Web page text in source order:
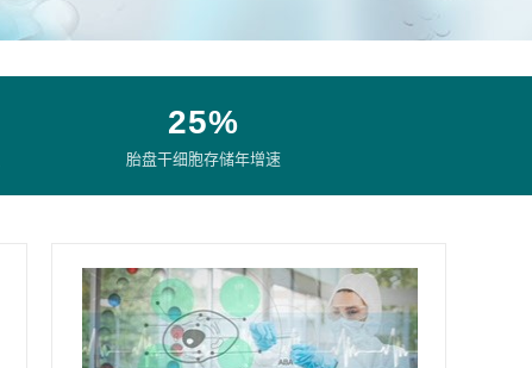
25%
胎盘干细胞存储年增速